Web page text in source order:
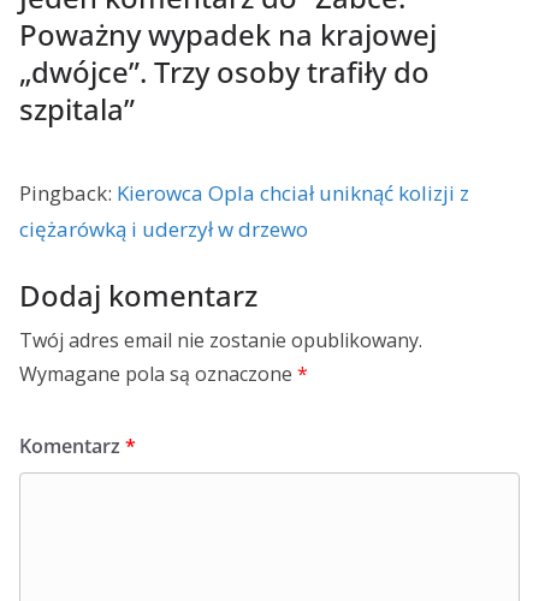
Poważny wypadek na krajowej
„dwójce”. Trzy osoby trafiły do
szpitala”
Pingback: Kierowca Opla chciał uniknąć kolizji z
ciężarówką i uderzył w drzewo
Dodaj komentarz
Twój adres email nie zostanie opublikowany.
Wymagane pola są oznaczone *
Komentarz *